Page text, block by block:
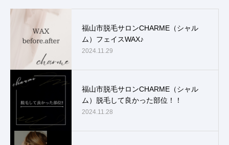
福山市脱毛サロンCHARME（シャル
ム）フェイスWAX♪
2024.11.29
福山市脱毛サロンCHARME（シャル
ム）脱毛して良かった部位！！
2024.11.28